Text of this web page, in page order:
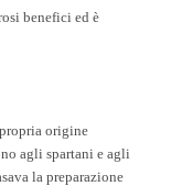
benefici ed è
origine
agli spartani e agli
la preparazione